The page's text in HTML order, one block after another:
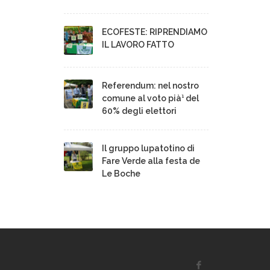
ECOFESTE: RIPRENDIAMO
IL LAVORO FATTO
Referendum: nel nostro
comune al voto pià¹ del
60% degli elettori
Il gruppo lupatotino di
Fare Verde alla festa de
Le Boche